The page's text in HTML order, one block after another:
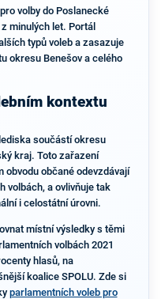
volby do Poslanecké
minulých let. Portál
typů voleb a zasazuje
okresu Benešov a celého
kontextu
součástí okresu
kraj. Toto zařazení
občané odevzdávají
volbách, a ovlivňuje tak
i celostátní úrovni.
místní výsledky s těmi
volbách 2021
hlasů, na
koalice SPOLU. Zde si
parlamentních voleb pro